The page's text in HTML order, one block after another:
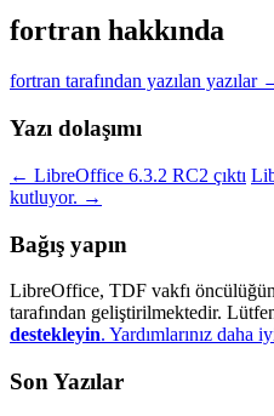
fortran hakkında
fortran tarafından yazılan yazılar
Yazı dolaşımı
← LibreOffice 6.3.2 RC2 çıktı
kutluyor. →
Bağış yapın
LibreOffice, TDF vakfı
tarafından geliştirilmektedir.
destekleyin. Yardımlarınız daha
Son Yazılar